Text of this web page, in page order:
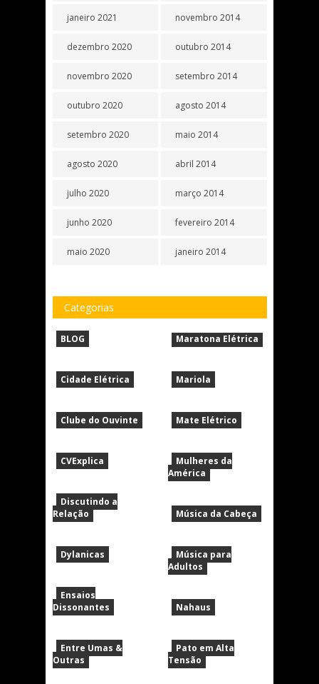
janeiro 2021
dezembro 2020
novembro 2020
outubro 2020
setembro 2020
agosto 2020
julho 2020
junho 2020
maio 2020
novembro 2014
outubro 2014
setembro 2014
agosto 2014
maio 2014
abril 2014
março 2014
fevereiro 2014
janeiro 2014
Categorias
BLOG
Cidade Elétrica
Clube do Ouvinte
CVExplica
Discutindo a
Relação
Dylanicas
Ensaios
Dissonantes
Entre Umas &
Outras
Maratona Elétrica
Mariola
Mate Elétrico
Mulheres da
América
Música da Cabeça
Música para
Adultos
Nahaus
Pato em Alta
Tensão